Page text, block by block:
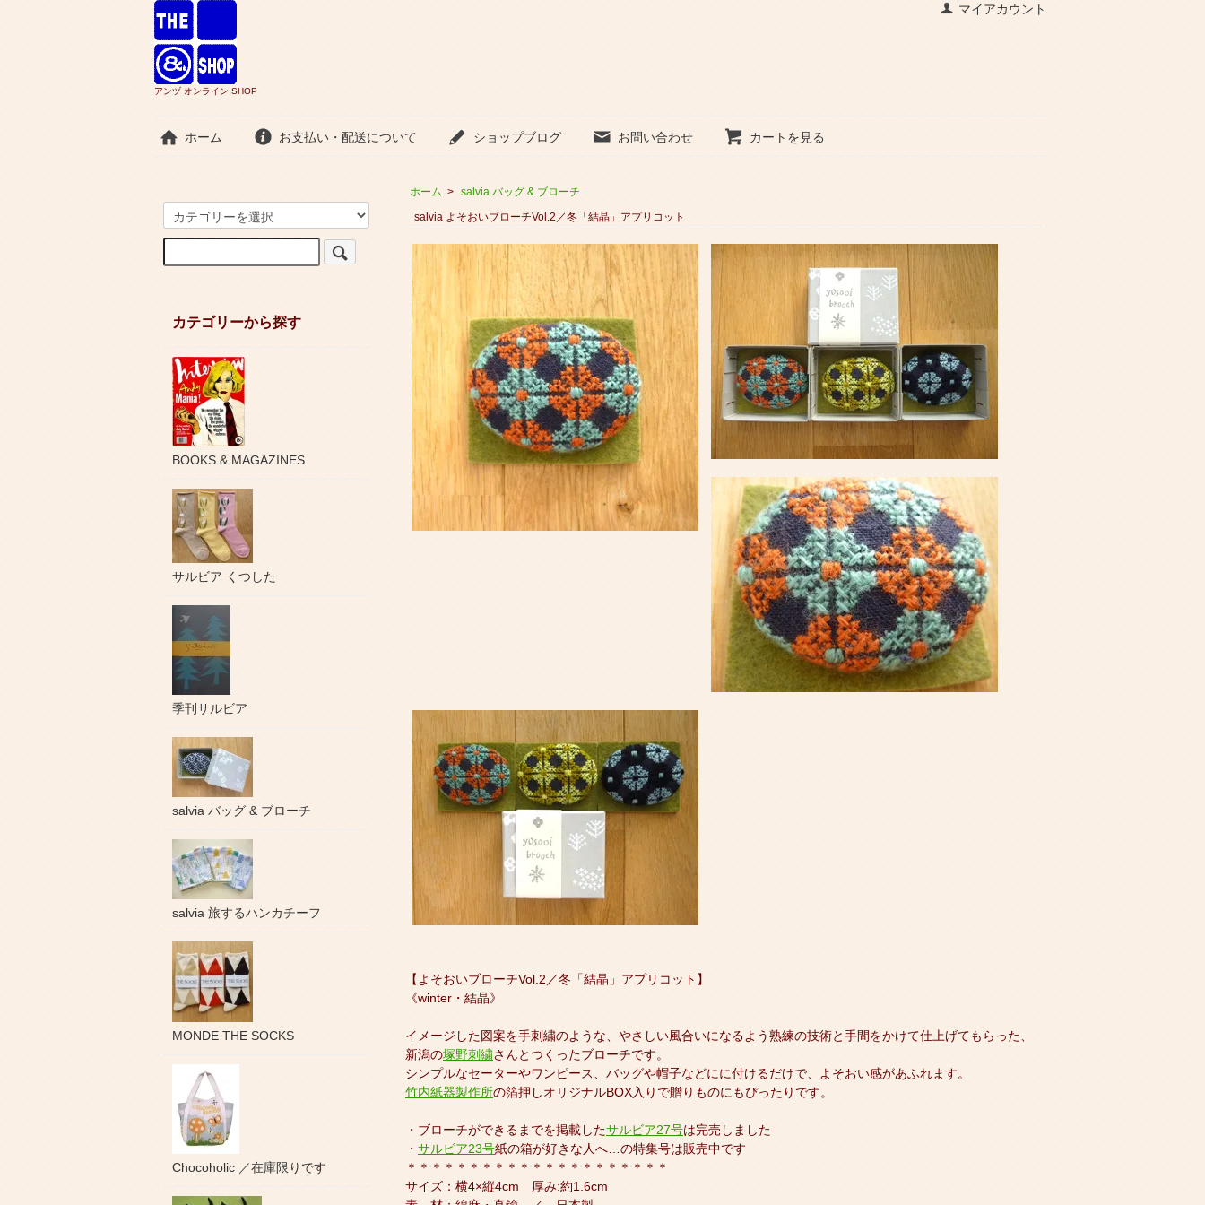
マイアカウント
アンヅ オンライン SHOP
ホーム お支払い・配送について ショップブログ お問い合わせ カートを見る
ホーム > salvia バッグ & ブローチ
salvia よそおいブローチVol.2／冬「結晶」アプリコット
【よそおいブローチVol.2／冬「結晶」アプリコット】
《winter・結晶》
イメージした図案を手刺繍のような、やさしい風合いになるよう熟練の技術と手間をかけて仕上げてもらった、
新潟の塚野刺繍さんとつくったブローチです。
シンプルなセーターやワンピース、バッグや帽子などにに付けるだけで、よそおい感があふれます。
竹内紙器製作所の箔押しオリジナルBOX入りで贈りものにもぴったりです。
・ブローチができるまでを掲載したサルビア27号は完売しました
・ サルビア23号紙の箱が好きな人へ…の特集号は販売中です
＊＊＊＊＊＊＊＊＊＊＊＊＊＊＊＊＊＊＊＊＊
サイズ：横4×縦4cm 厚み:約1.6cm
カテゴリーから探す
BOOKS & MAGAZINES
サルビア くつした
季刊サルビア
salvia バッグ & ブローチ
salvia 旅するハンカチーフ
MONDE THE SOCKS
Chocoholic ／在庫限りです